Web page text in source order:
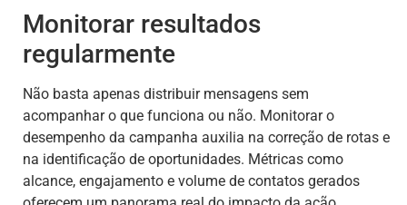
Monitorar resultados
regularmente
Não basta apenas distribuir mensagens sem
acompanhar o que funciona ou não. Monitorar o
desempenho da campanha auxilia na correção de rotas e
na identificação de oportunidades. Métricas como
alcance, engajamento e volume de contatos gerados